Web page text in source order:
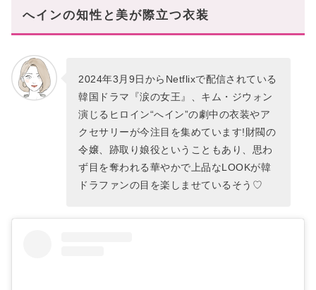
へインのLOOKを参考に、美人度UPを狙おう!
へインの知性と美が際立つ衣装
2024年3月9日からNetflixで配信されている
韓国ドラマ『涙の女王』、キム・ジウォン
演じるヒロイン“へイン”の劇中の衣装やア
クセサリーが今注目を集めています!財閥の
令嬢、跡取り娘役ということもあり、思わ
ず目を奪われる華やかで上品なLOOKが韓
ドラファンの目を楽しませているそう♡